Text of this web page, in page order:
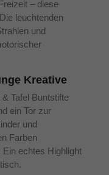
– diese
leuchtenden
und
Kreative
Tafel Buntstifte
ein Tor zur
und
Farben
Ein echtes Highlight